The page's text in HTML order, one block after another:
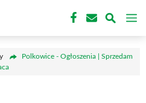
Polkowice - Ogłoszenia | Sprzedam